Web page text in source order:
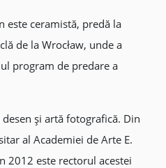
este ceramistă, predă la
de la Wrocław, unde a
program de predare a
și artă fotografică. Din
al Academiei de Arte E.
2012 este rectorul acestei